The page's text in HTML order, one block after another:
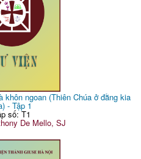
ngoan (Thiên Chúa ở đằng kia
- Tập 1
số: T1
De Mello, SJ